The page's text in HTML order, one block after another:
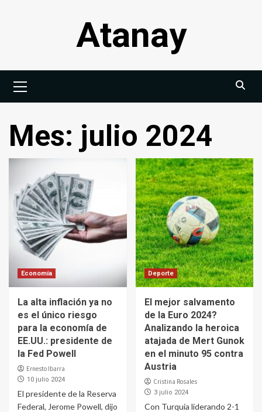
Atanay
principal
Mes: julio 2024
Economía
La alta inflación ya no
es el único riesgo
para la economía de
EE.UU.: presidente de
la Fed Powell
Ernesto Ibarra
10 julio 2024
El presidente de la Reserva
Federal, Jerome Powell, dijo
Deporte
El mejor salvamento
de la Euro 2024?
Analizando la heroica
atajada de Mert Gunok
en el minuto 95 contra
Austria
Cristina Rosales
3 julio 2024
Con Turquía liderando 2-1